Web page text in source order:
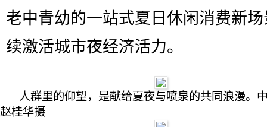
老中青幼的一站式夏日休闲消费新
续激活城市夜经济活力。
人群里的仰望，是献给夏夜与喷泉的共同浪漫。
赵桂华摄